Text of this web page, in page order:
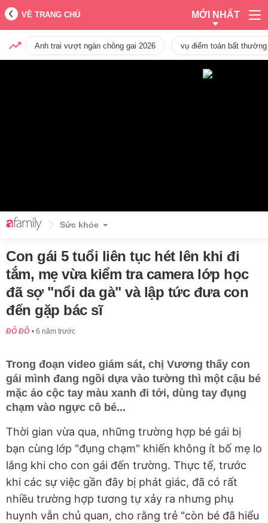
VỀ TRANG CHỦ MỚI NHẤT
Anh trai vượt ngàn chông gai 2026 vụ điểm toán bất
Sức khỏe
Con gái 5 tuổi liên tục hét lên khi đi
tắm, mẹ vừa kiểm tra camera lớp học
đã sợ "nổi da gà" và lập tức đưa con
đến gặp bác sĩ
ĐỖ ĐỖ 6 năm trước
Trong đoạn video giám sát, chị Vương thấy con
gái mình đang ngồi dựa vào tường thì một cậu bé
mặc áo cộc tay màu xanh đi tới, dùng tay đụng
chạm vào ngực cô bé...
Thời gian vừa qua, những trường hợp bé gái bị
bạn cùng lớp "đụng chạm" khiến không ít bố mẹ lo
lắng khi cho con gái đến trường. Thực tế, trước
khi các sự việc gần đây bị phát giác, đã có rất
nhiều trường hợp tương tự xảy ra nhưng phụ
huynh vẫn chủ quan, cho rằng trẻ "còn bé đã hiểu